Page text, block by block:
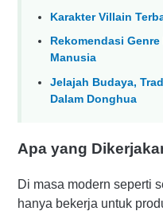
Karakter Villain
Rekomendasi
Manusia
Jelajah Budaya,
Dalam Donghua
Apa yang
Di masa modern seperti
hanya bekerja untuk